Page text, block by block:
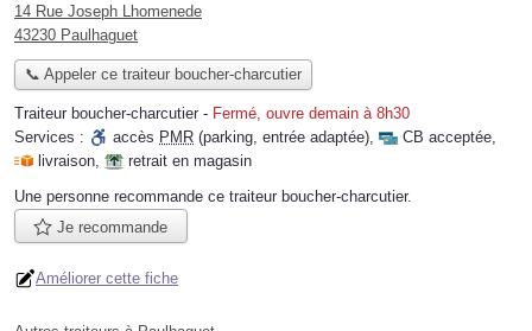
14 Rue Joseph Lhomenede
43230 Paulhaguet
📞 Appeler ce traiteur boucher-charcutier
Traiteur boucher-charcutier - Fermé, ouvre demain à 8h30
Services :
accès PMR (parking, entrée adaptée), CB acceptée,
livraison,
retrait en magasin
Une personne recommande ce traiteur boucher-charcutier.
Je recommande
Améliorer cette fiche